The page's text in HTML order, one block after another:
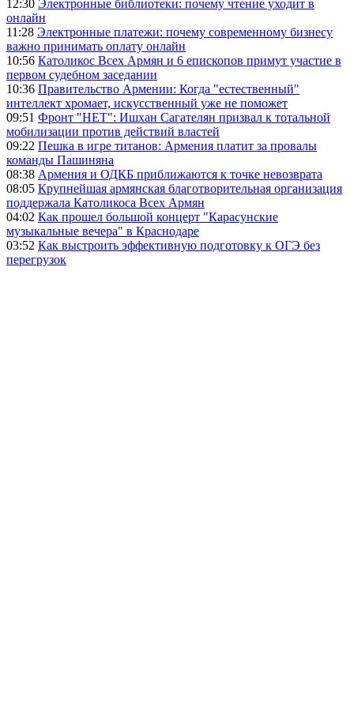
12:30 Электронные библиотеки: почему чтение уходит в
онлайн
11:28 Электронные платежи: почему современному бизнесу
важно принимать оплату онлайн
10:56 Католикос Всех Армян и 6 епископов примут участие в
первом судебном заседании
10:36 Правительство Армении: Когда "естественный"
интеллект хромает, искусственный уже не поможет
09:51 Фронт "НЕТ": Ишхан Сагателян призвал к тотальной
мобилизации против действий властей
09:22 Пешка в игре титанов: Армения платит за провалы
команды Пашиняна
08:38 Армения и ОДКБ приближаются к точке невозврата
08:05 Крупнейшая армянская благотворительная организация
поддержала Католикоса Всех Армян
04:02 Как прошел большой концерт "Карасунские
музыкальные вечера" в Краснодаре
03:52 Как выстроить эффективную подготовку к ОГЭ без
перегрузок